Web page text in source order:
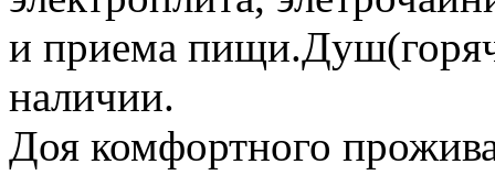
и приема
наличии.
Доя комфортного